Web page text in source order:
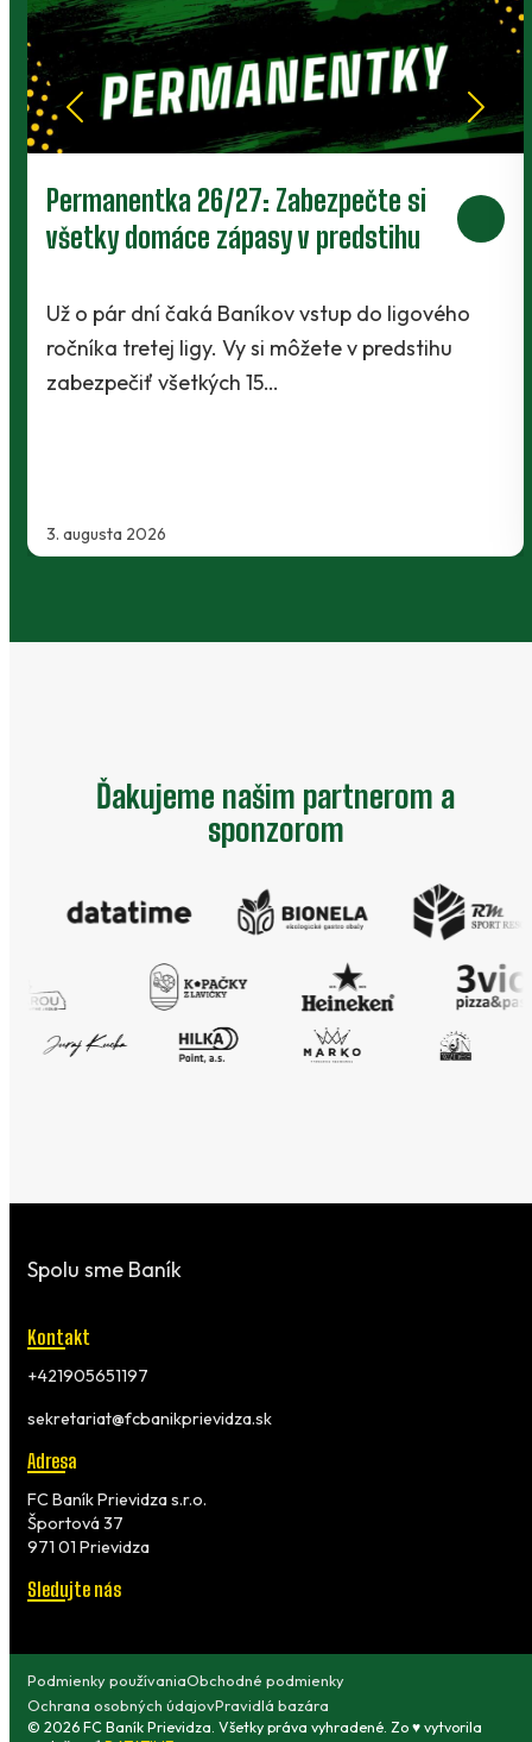
Prievidza postúpila do 2. kola pohára.
V Kanianke rozhodol z penalty v
2. augusta 2026
Baníci vstúpili do ostrej sezóny súbojom 1.
Slovnaft Cupu, keď vycestovali do
Ďakujeme našim partnerom a
sponzorom
Spolu sme Baník
Kontakt
+421905651197
sekretariat@fcbanikprievidza.sk
Adresa
FC Baník Prievidza s.r.o.
Športová 37
971 01 Prievidza
Sledujte nás
© 2026 FC Baník Prievidza. Všetky práva vyhradené. Zo ♥ vytvorila
Podmienky používaniaObchodné podmienky
Ochrana osobných údajovPravidlá bazára